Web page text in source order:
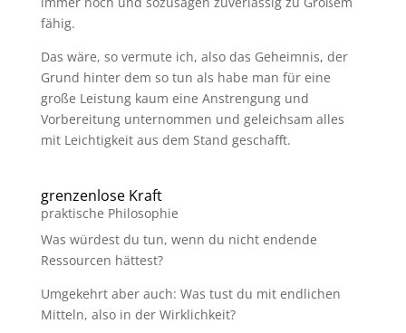
fähig.
Das wäre, so vermute ich, also das Geheimnis, der
Grund hinter dem so tun als habe man für eine
große Leistung kaum eine Anstrengung und
Vorbereitung unternommen und geleichsam alles
mit Leichtigkeit aus dem Stand geschafft.
grenzenlose Kraft
praktische Philosophie
Was würdest du tun, wenn du nicht endende
Ressourcen hättest?
Umgekehrt aber auch: Was tust du mit endlichen
Mitteln, also in der Wirklichkeit?